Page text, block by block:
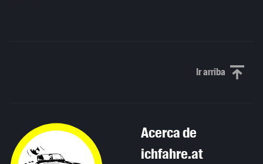
Ir arribaScroll to
Acerca de
ichfahre.at